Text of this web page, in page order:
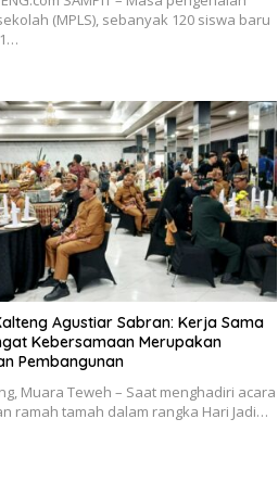
(MPLS), sebanyak 120 siswa baru
Agustiar Sabran: Kerja Sama
Kebersamaan Merupakan
Pembangunan
Muara Teweh – Saat menghadiri acara
ramah tamah dalam rangka Hari Jadi…